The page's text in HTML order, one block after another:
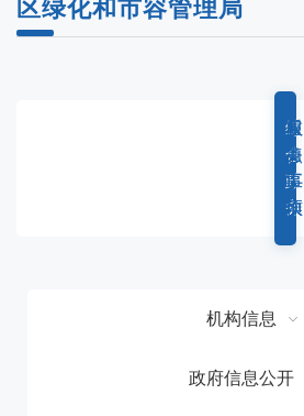
区绿化和市容管理局
综
合
政
务
重
点
工
作
权
力
事
项
服
务
事
项
机构信息
政府信息公开